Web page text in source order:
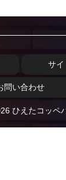
サイ
問い合わせ
ひえたコッペ